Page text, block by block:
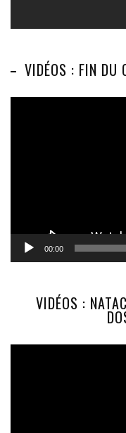
VIDÉOS : FIN DU
00:00
VIDÉOS :